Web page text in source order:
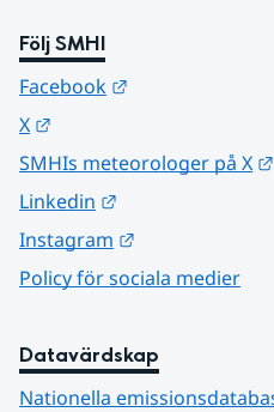
Följ SMHI
Facebook
X
SMHIs meteorologer på X
Linkedin
Instagram
Policy för sociala medier
Datavärdskap
Nationella